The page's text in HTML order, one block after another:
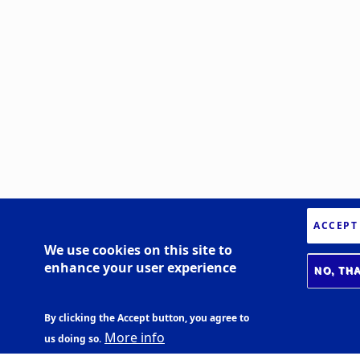
We use cookies on this site to
enhance your user experience
By clicking the Accept button, you agree to
us doing so. More info
ACCEPT
NO,